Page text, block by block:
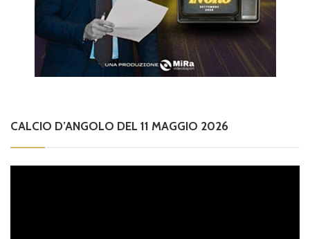
CALCIO D’ANGOLO DEL 11 MAGGIO 2026